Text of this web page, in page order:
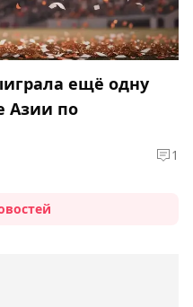
ещё одну
Азии по
1